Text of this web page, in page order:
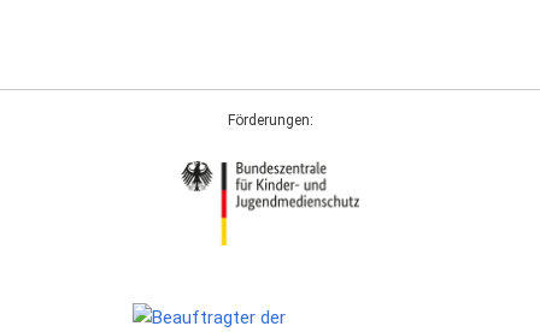
Förderungen: